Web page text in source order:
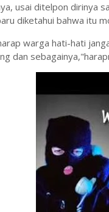
usai ditelpon dirinya
diketahui bahwa itu
warga hati-hati
dan